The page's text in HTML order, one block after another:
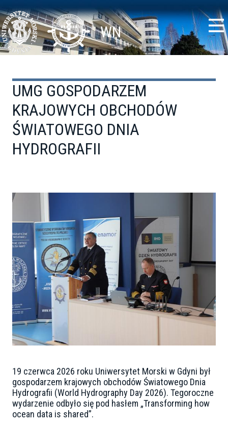
do
treści
high
contrast
WN
UMG GOSPODARZEM
KRAJOWYCH OBCHODÓW
ŚWIATOWEGO DNIA
HYDROGRAFII
19 czerwca 2026 roku Uniwersytet Morski w Gdyni był
gospodarzem krajowych obchodów Światowego Dnia
Hydrografii (World Hydrography Day 2026). Tegoroczne
wydarzenie odbyło się pod hasłem „Transforming how
ocean data is shared”.